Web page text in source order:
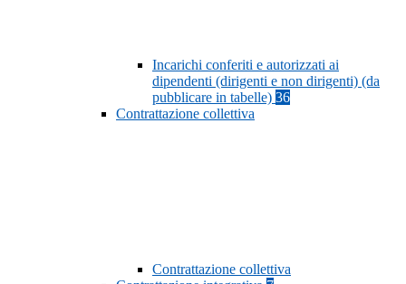
Incarichi conferiti e autorizzati ai
dipendenti (dirigenti e non dirigenti) (da
pubblicare in tabelle) 36
Contrattazione collettiva
Contrattazione collettiva